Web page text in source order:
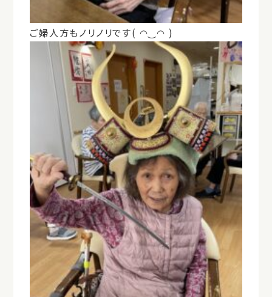
ご婦人方もノリノリです( ◠‿◠ )